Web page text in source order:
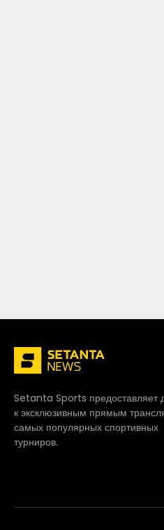
Setanta Sports предоставляет
к эксклюзивным прямым
самых популярных спортивных
турниров.